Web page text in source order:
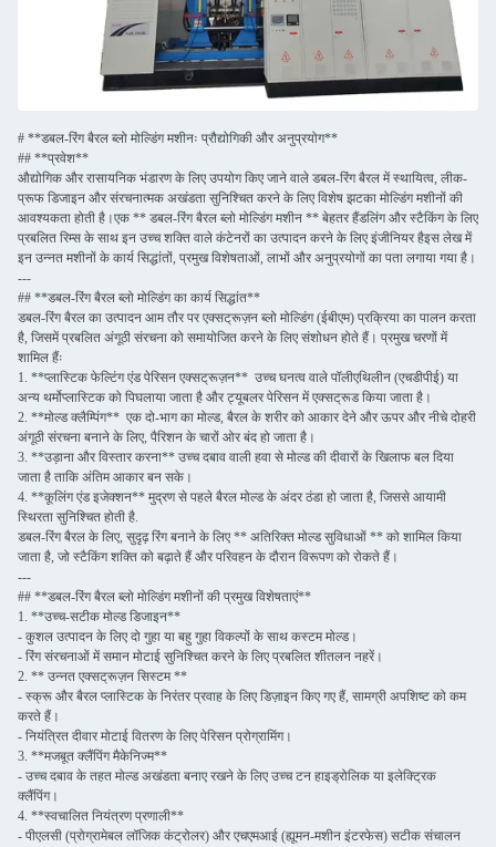
# **डबल-रिंग बैरल ब्लो मोल्डिंग मशीनः प्रौद्योगिकी और अनुप्रयोग**
## **प्रवेश**
औद्योगिक और रासायनिक भंडारण के लिए उपयोग किए जाने वाले डबल-रिंग बैरल में स्थायित्व, लीक-
प्रूफ डिजाइन और संरचनात्मक अखंडता सुनिश्चित करने के लिए विशेष झटका मोल्डिंग मशीनों की
आवश्यकता होती है।एक ** डबल-रिंग बैरल ब्लो मोल्डिंग मशीन ** बेहतर हैंडलिंग और स्टैकिंग के लिए
प्रबलित रिम्स के साथ इन उच्च शक्ति वाले कंटेनरों का उत्पादन करने के लिए इंजीनियर हैइस लेख में
इन उन्नत मशीनों के कार्य सिद्धांतों, प्रमुख विशेषताओं, लाभों और अनुप्रयोगों का पता लगाया गया है।
---
## **डबल-रिंग बैरल ब्लो मोल्डिंग का कार्य सिद्धांत**
डबल-रिंग बैरल का उत्पादन आम तौर पर एक्सट्रूज़न ब्लो मोल्डिंग (ईबीएम) प्रक्रिया का पालन करता
है, जिसमें प्रबलित अंगूठी संरचना को समायोजित करने के लिए संशोधन होते हैं। प्रमुख चरणों में
शामिल हैंः
1. **प्लास्टिक फेल्टिंग एंड पेरिसन एक्सट्रूज़न** ️ उच्च घनत्व वाले पॉलीएथिलीन (एचडीपीई) या
अन्य थर्मोप्लास्टिक को पिघलाया जाता है और ट्यूबलर पेरिसन में एक्सट्रूड किया जाता है।
2. **मोल्ड क्लैम्पिंग** ️ एक दो-भाग का मोल्ड, बैरल के शरीर को आकार देने और ऊपर और नीचे दोहरी
अंगूठी संरचना बनाने के लिए, पैरिशन के चारों ओर बंद हो जाता है।
3. **उड़ाना और विस्तार करना** उच्च दबाव वाली हवा से मोल्ड की दीवारों के खिलाफ बल दिया
जाता है ताकि अंतिम आकार बन सके।
4. **कूलिंग एंड इजेक्शन** ️मुद्रण से पहले बैरल मोल्ड के अंदर ठंडा हो जाता है, जिससे आयामी
स्थिरता सुनिश्चित होती है.
डबल-रिंग बैरल के लिए, सुदृढ़ रिंग बनाने के लिए ** अतिरिक्त मोल्ड सुविधाओं ** को शामिल किया
जाता है, जो स्टैकिंग शक्ति को बढ़ाते हैं और परिवहन के दौरान विरूपण को रोकते हैं।
---
## **डबल-रिंग बैरल ब्लो मोल्डिंग मशीनों की प्रमुख विशेषताएं**
1. **उच्च-सटीक मोल्ड डिजाइन**
- कुशल उत्पादन के लिए दो गुहा या बहु गुहा विकल्पों के साथ कस्टम मोल्ड।
- रिंग संरचनाओं में समान मोटाई सुनिश्चित करने के लिए प्रबलित शीतलन नहरें।
2. ** उन्नत एक्सट्रूज़न सिस्टम **
- स्क्रू और बैरल प्लास्टिक के निरंतर प्रवाह के लिए डिज़ाइन किए गए हैं, सामग्री अपशिष्ट को कम
करते हैं।
- नियंत्रित दीवार मोटाई वितरण के लिए पेरिसन प्रोग्रामिंग।
3. **मजबूत क्लैंपिंग मैकेनिज्म**
- उच्च दबाव के तहत मोल्ड अखंडता बनाए रखने के लिए उच्च टन हाइड्रोलिक या इलेक्ट्रिक
क्लैंपिंग।
4. **स्वचालित नियंत्रण प्रणाली**
- पीएलसी (प्रोग्रामेबल लॉजिक कंट्रोलर) और एचएमआई (ह्यूमन-मशीन इंटरफेस) सटीक संचालन